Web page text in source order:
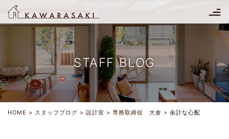
STAFF BLOG
HOME スタッフブログ 設計室 専務取締役 大倉 余計な心配